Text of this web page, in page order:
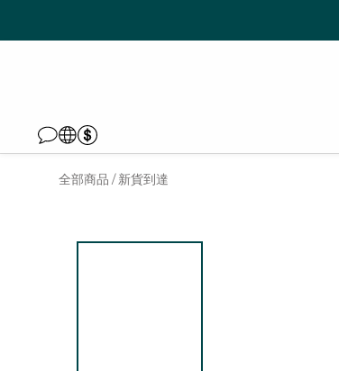
全部商品 /新貨到達